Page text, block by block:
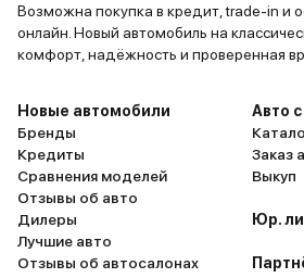
Возможна покупка в кредит, trade-in и
онлайн. Новый автомобиль на
комфорт, надёжность и проверенная
Новые автомобили
Бренды
Кредиты
Сравнения моделей
Отзывы об авто
Дилеры
Лучшие авто
Отзывы об автосалонах
Авто
Заказ
Выкуп
Юр.